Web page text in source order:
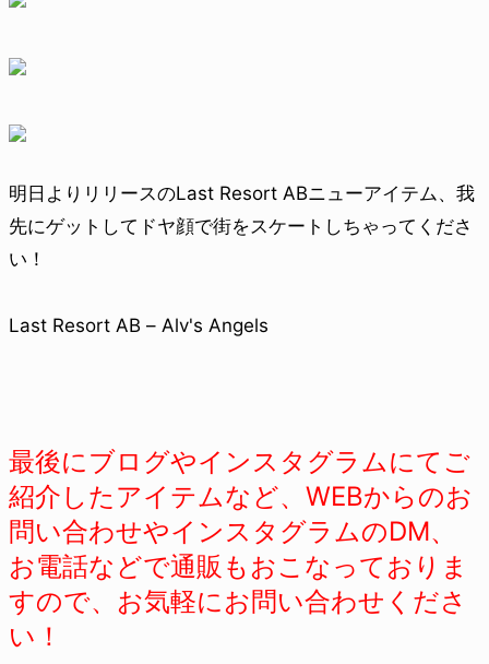
明日よりリリースのLast Resort ABニューアイテム、我
先にゲットしてドヤ顔で街をスケートしちゃってくださ
い！
Last Resort AB – Alv's Angels
最後にブログやインスタグラムにてご
紹介したアイテムなど、WEBからのお
問い合わせやインスタグラムのDM、
お電話などで通販もおこなっておりま
すので、お気軽にお問い合わせくださ
い！